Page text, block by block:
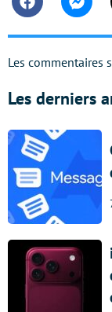
Facebook
Les commentaires
Les derniers